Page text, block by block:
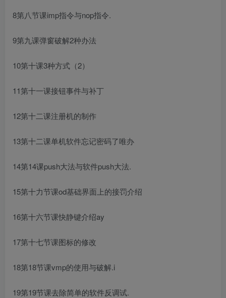
8第八节课imp指令与nop指令.
9第九课弹窗破解2种办法
10第十课3种方式（2）
11第十一课接钮事件与补丁
12第十二课注册机的制作
13第十二课单机软件忘记密码了唯办
14第14课push大法与软件push大法.
15第十力节课od基础界面上的接罚介绍
16第十六节课快静键介绍ay
17第十七节课图标的修改
18第18节课vmp的使用与破解.i
19第19节课去除简单的软件反调试.